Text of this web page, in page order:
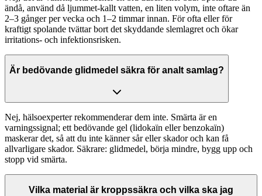
ändå, använd då ljummet-kallt vatten, en liten volym, inte oftare än
2–3 gånger per vecka och 1–2 timmar innan. För ofta eller för
kraftigt spolande tvättar bort det skyddande slemlagret och ökar
irritations- och infektionsrisken.
Är bedövande glidmedel säkra för analt samlag?
Nej, hälsoexperter rekommenderar dem inte. Smärta är en
varningssignal; ett bedövande gel (lidokaïn eller benzokaïn)
maskerar det, så att du inte känner sår eller skador och kan få
allvarligare skador. Säkrare: glidmedel, börja mindre, bygg upp och
stopp vid smärta.
Vilka material är kroppssäkra och vilka ska jag